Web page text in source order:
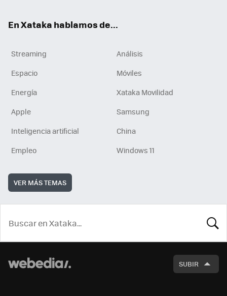
En Xataka hablamos de...
Streaming
Análisis
Espacio
Móviles
Energía
Xataka Movilidad
Apple
Samsung
Inteligencia artificial
China
Empleo
Windows 11
VER MÁS TEMAS
SUBIR